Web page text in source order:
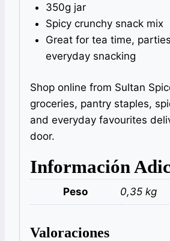
350g jar
Spicy crunchy snack mix
Great for tea time,
everyday snacking
Shop online from Sultan
groceries, pantry staples,
and everyday favourites
door.
Información
Peso 0,35 kg
Valoraciones